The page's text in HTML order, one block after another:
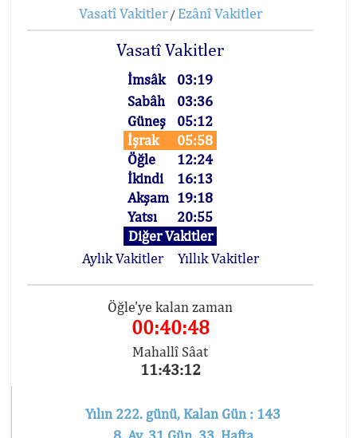
Vasatî Vakitler/ Ezânî Vakitler
Vasatî Vakitler
İmsâk
03:19
Sabâh
03:36
Güneş
05:12
İşrak
05:58
Öğle
12:24
İkindi
16:13
Akşam 19:18
Yatsı
20:55
Diğer Vakitler
Aylık Vakitler
Yıllık Vakitler
Öğle'ye kalan zaman
00:40:48
Mahallî Sâat
11:43:12
Yılın 222. günü, Kalan Gün : 143